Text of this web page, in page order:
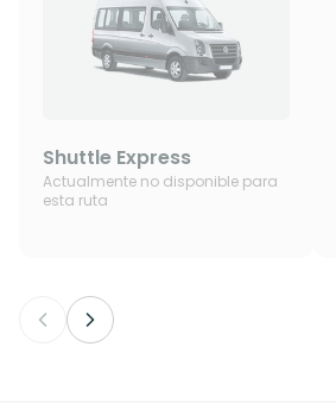
Shuttle Express
Actualmente no disponible para
esta ruta